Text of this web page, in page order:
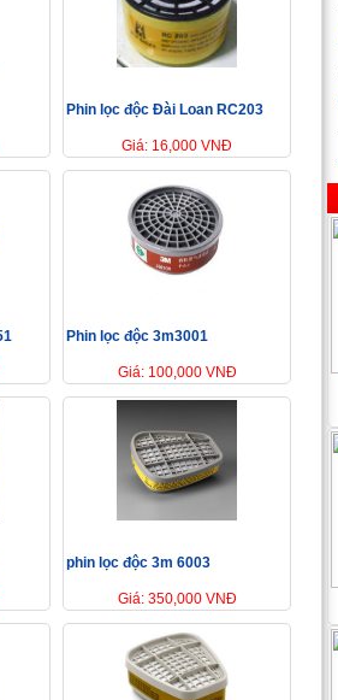
Phin lọc độc Đài Loan RC203
Giá: 16,000 VNĐ
Phin lọc độc 3m3001
Giá: 100,000 VNĐ
phin lọc độc 3m 6003
Giá: 350,000 VNĐ